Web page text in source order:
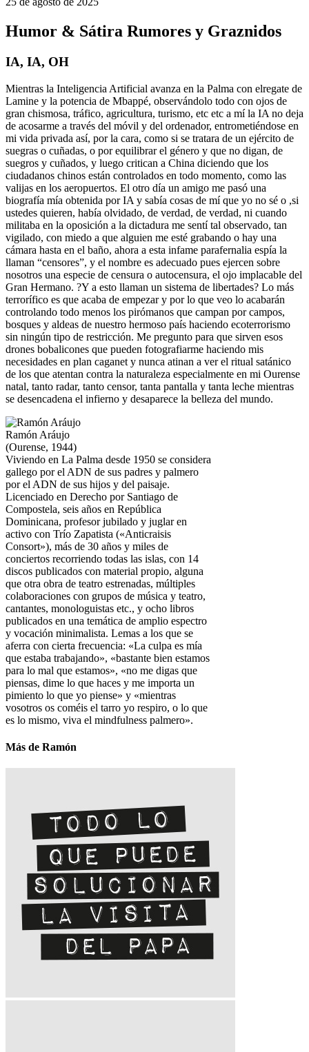
Humor & Sátira Rumores y Graznidos
IA, IA, OH
Mientras la Inteligencia Artificial avanza en la Palma con elregate de
Lamine y la potencia de Mbappé, observándolo todo con ojos de
gran chismosa, tráfico, agricultura, turismo, etc etc a mí la IA no deja
de acosarme a través del móvil y del ordenador, entrometiéndose en
mi vida privada así, por la cara, como si se tratara de un ejército de
suegras o cuñadas, o por equilibrar el género y que no digan, de
suegros y cuñados, y luego critican a China diciendo que los
ciudadanos chinos están controlados en todo momento, como las
valijas en los aeropuertos. El otro día un amigo me pasó una
biografía mía obtenida por IA y sabía cosas de mí que yo no sé o ,si
ustedes quieren, había olvidado, de verdad, de verdad, ni cuando
militaba en la oposición a la dictadura me sentí tal observado, tan
vigilado, con miedo a que alguien me esté grabando o hay una
cámara hasta en el baño, ahora a esta infame parafernalia espía la
llaman “censores”, y el nombre es adecuado pues ejercen sobre
nosotros una especie de censura o autocensura, el ojo implacable del
Gran Hermano. ?Y a esto llaman un sistema de libertades? Lo más
terrorífico es que acaba de empezar y por lo que veo lo acabarán
controlando todo menos los pirómanos que campan por campos,
bosques y aldeas de nuestro hermoso país haciendo ecoterrorismo
sin ningún tipo de restricción. Me pregunto para que sirven esos
drones bobalicones que pueden fotografiarme haciendo mis
necesidades en plan caganet y nunca atinan a ver el ritual satánico
de los que atentan contra la naturaleza especialmente en mi Ourense
natal, tanto radar, tanto censor, tanta pantalla y tanta leche mientras
se desencadena el infierno y desaparece la belleza del mundo.
Ramón Aráujo
(Ourense, 1944)
Viviendo en La Palma desde 1950 se considera
gallego por el ADN de sus padres y palmero
por el ADN de sus hijos y del paisaje.
Licenciado en Derecho por Santiago de
Compostela, seis años en República
Dominicana, profesor jubilado y juglar en
activo con Trío Zapatista («Anticraisis
Consort»), más de 30 años y miles de
conciertos recorriendo todas las islas, con 14
discos publicados con material propio, alguna
que otra obra de teatro estrenadas, múltiples
colaboraciones con grupos de música y teatro,
cantantes, monologuistas etc., y ocho libros
publicados en una temática de amplio espectro
y vocación minimalista. Lemas a los que se
aferra con cierta frecuencia: «La culpa es mía
que estaba trabajando», «bastante bien estamos
para lo mal que estamos», «no me digas que
piensas, dime lo que haces y me importa un
pimiento lo que yo piense» y «mientras
vosotros os coméis el tarro yo respiro, o lo que
es lo mismo, viva el mindfulness palmero».
Más de Ramón